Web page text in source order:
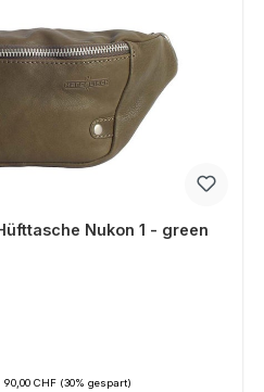
Nukon 1 - green
90,00 CHF (30% gespart)